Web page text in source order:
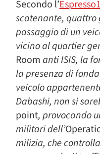
Secondo l’
scatenante,
passaggio di un
vicino al quartier
Room anti ISIS, la
la presenza di
veicolo
Dabashi, non si
point, provocando
militari dell’
milizia, che